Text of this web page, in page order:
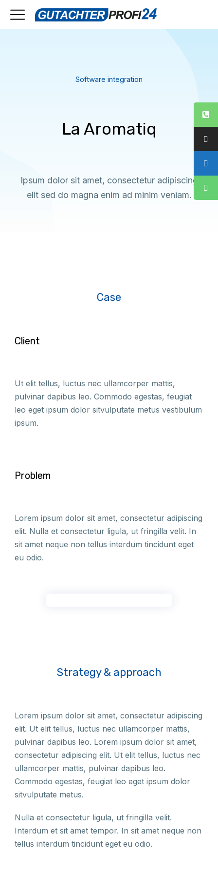
Software integration
La Aromatiq
Ipsum dolor sit amet, consectetur adipiscing
elit sed do magna enim ad minim veniam.
Case
Client
Ut elit tellus, luctus nec ullamcorper mattis,
pulvinar dapibus leo. Commodo egestas, feugiat
leo eget ipsum dolor sitvulputate metus vestibulum
ipsum.
Problem
Lorem ipsum dolor sit amet, consectetur adipiscing
elit. Nulla et consectetur ligula, ut fringilla velit. In
sit amet neque non tellus interdum tincidunt eget
eu odio.
Strategy & approach
Lorem ipsum dolor sit amet, consectetur adipiscing
elit. Ut elit tellus, luctus nec ullamcorper mattis,
pulvinar dapibus leo. Lorem ipsum dolor sit amet,
consectetur adipiscing elit. Ut elit tellus, luctus nec
ullamcorper mattis, pulvinar dapibus leo.
Commodo egestas, feugiat leo eget ipsum dolor
sitvulputate metus.
Nulla et consectetur ligula, ut fringilla velit.
Interdum et sit amet tempor. In sit amet neque non
tellus interdum tincidunt eget eu odio.